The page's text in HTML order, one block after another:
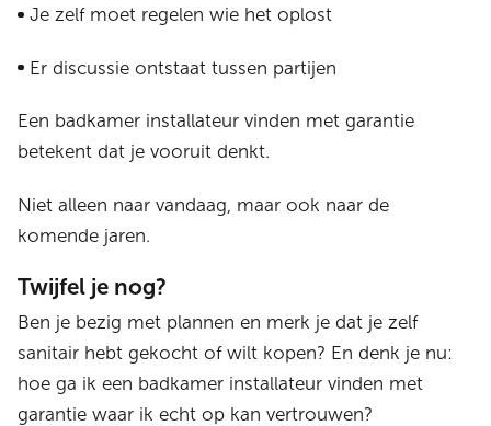
Je zelf moet regelen wie het oplost
Er discussie ontstaat tussen partijen
Een badkamer installateur vinden met garantie
betekent dat je vooruit denkt.
Niet alleen naar vandaag, maar ook naar de
komende jaren.
Twijfel je nog?
Ben je bezig met plannen en merk je dat je zelf
sanitair hebt gekocht of wilt kopen? En denk je nu:
hoe ga ik een badkamer installateur vinden met
garantie waar ik echt op kan vertrouwen?